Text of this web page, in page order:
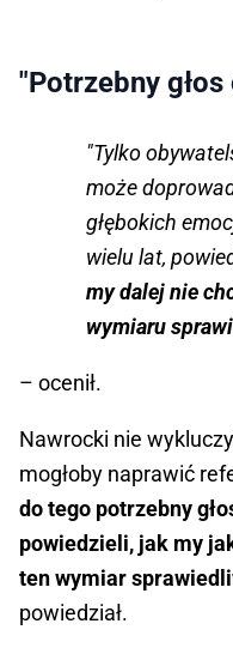
"Potrzebny
"Tylko
może
głębokich
wielu lat,
my dalej nie
wymiaru
– ocenił.
Nawrocki nie
mogłoby naprawić
do tego potrzebny
powiedzieli, jak my
ten wymiar
powiedział.